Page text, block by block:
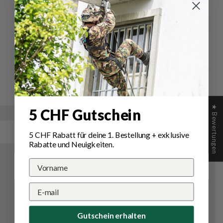
Kartoffeltopf
Schreiben Sie die erste Bewertung
Schreibe
eine
Bewertung
Eine
Frage
stellen
★ Bewertungen
5 CHF Gutschein
5 CHF Rabatt für deine 1. Bestellung+ exklusive
Rabatte und Neuigkeiten.
Gutschein erhalten